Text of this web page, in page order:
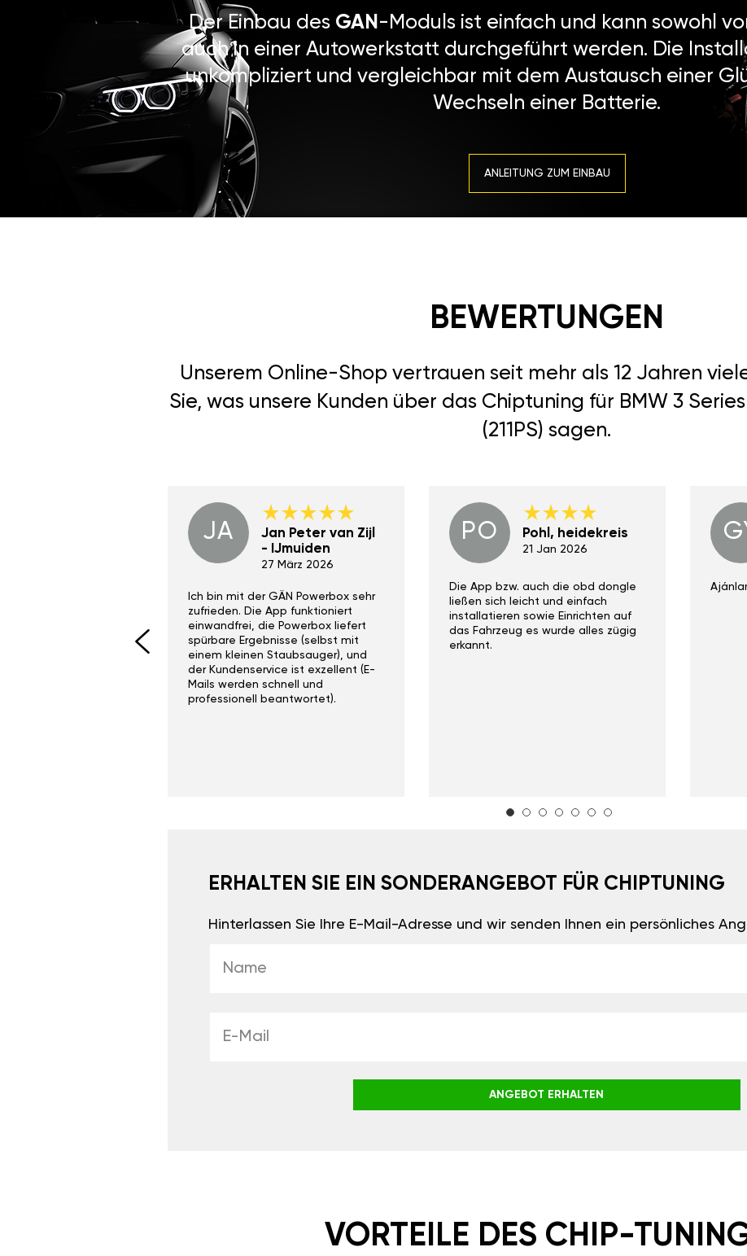
Der Einbau des GAN -Moduls ist einfach und kann sowohl
auch in einer Autowerkstatt durchgeführt werden. Die
unkompliziert und vergleichbar mit dem Austausch einer
Wechseln einer Batterie.
ANLEITUNG ZUM EINBAU
BEWERTUNGEN
Unserem Online-Shop vertrauen seit mehr als 12 Jahren
Sie, was unsere Kunden über das Chiptuning für BMW 3 Series
(211PS) sagen.
JA
Jan Peter van Zijl
- IJmuiden
27 März 2026
Ich bin mit der GÄN Powerbox sehr
zufrieden. Die App funktioniert
einwandfrei, die Powerbox liefert
spürbare Ergebnisse (selbst mit
einem kleinen Staubsauger), und
der Kundenservice ist exzellent (E-
Mails werden schnell und
professionell beantwortet).
PO Pohl, heidekreis
21 Jan 2026
Die App bzw. auch die obd dongle
ließen sich leicht und einfach
installatieren sowie Einrichten auf
das Fahrzeug es wurde alles zügig
erkannt.
ERHALTEN SIE EIN SONDERANGEBOT FÜR CHIPTUNING
Hinterlassen Sie Ihre E-Mail-Adresse und wir senden Ihnen ein persönliches
ANGEBOT ERHALTEN
VORTEILE DES CHIP-